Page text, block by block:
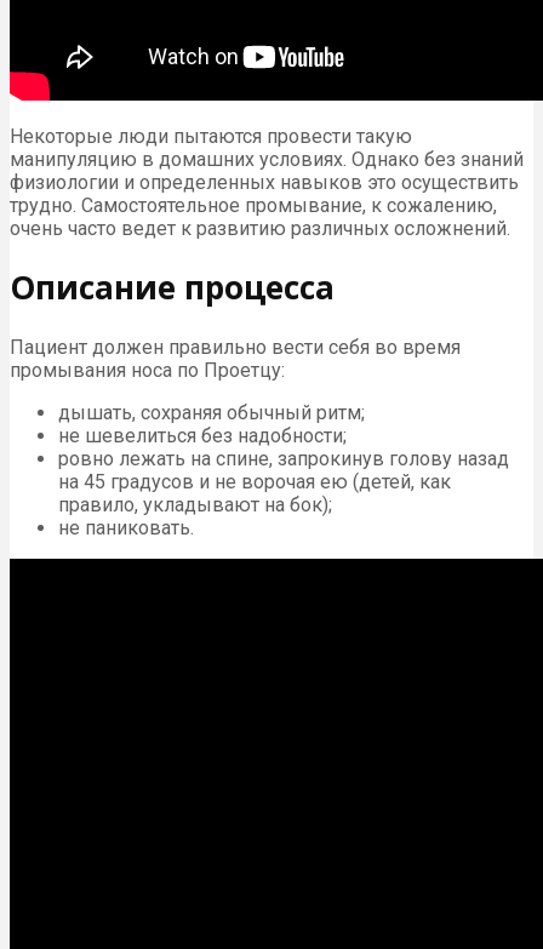
Некоторые люди пытаются провести такую
манипуляцию в домашних условиях. Однако без знаний
физиологии и определенных навыков это осуществить
трудно. Самостоятельное промывание, к сожалению,
очень часто ведет к развитию различных осложнений.
Описание процесса
Пациент должен правильно вести себя во время
промывания носа по Проетцу:
дышать, сохраняя обычный ритм;
не шевелиться без надобности;
ровно лежать на спине, запрокинув голову назад
на 45 градусов и не ворочая ею (детей, как
правило, укладывают на бок);
не паниковать.